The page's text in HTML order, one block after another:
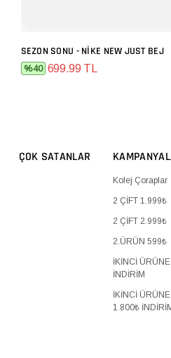
SEPETE EKLE
SEZON SONU - NIKE NEW JUST BEJ
%40 699.99 TL
ÇOK SATANLAR
Kolej Çoraplar
2 ÇİFT 1.999₺
2 ÇİFT 2.999₺
2.ÜRÜN 599₺
İKİNCİ
İNDİRİM
İKİNCİ ÜRÜNE
1.800₺